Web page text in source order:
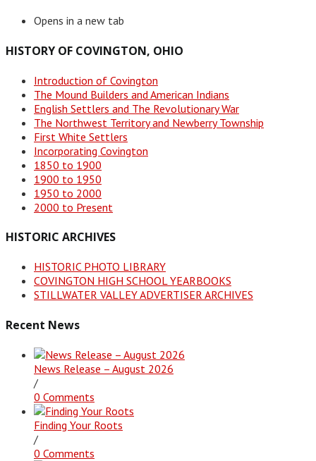
Opens in a new tab
HISTORY OF COVINGTON, OHIO
Introduction of Covington
The Mound Builders and American Indians
English Settlers and The Revolutionary War
The Northwest Territory and Newberry Township
First White Settlers
Incorporating Covington
1850 to 1900
1900 to 1950
1950 to 2000
2000 to Present
HISTORIC ARCHIVES
HISTORIC PHOTO LIBRARY
COVINGTON HIGH SCHOOL YEARBOOKS
STILLWATER VALLEY ADVERTISER ARCHIVES
Recent News
News Release – August 2026
/
0 Comments
Finding Your Roots
/
0 Comments